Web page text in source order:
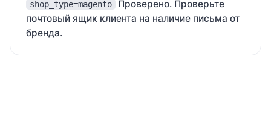
shop_type=magento
Проверено. Проверьте
почтовый ящик клиента на наличие письма от
бренда.